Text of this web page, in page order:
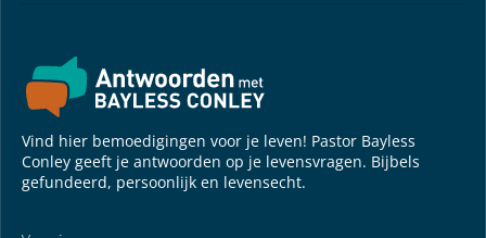
Vind hier bemoedigingen voor je leven! Pastor Bayless
Conley geeft je antwoorden op je levensvragen. Bijbels
gefundeerd, persoonlijk en levensecht.